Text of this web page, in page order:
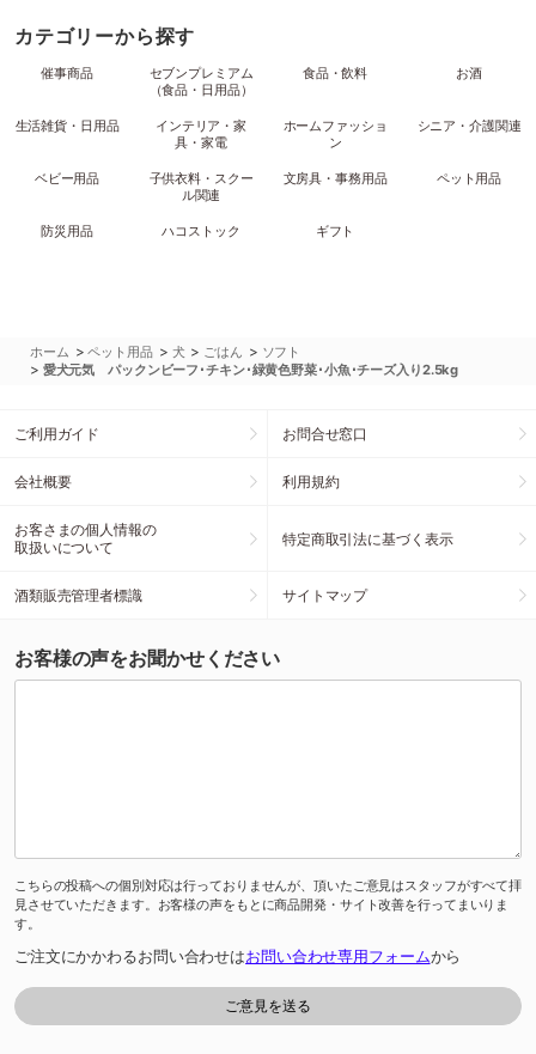
カテゴリーから探す
催事商品
セブンプレミアム
（食品・日用品）
食品・飲料 お酒
生活雑貨・日用品
インテリア・家
具・家電
ホームファッショ
ン
シニア・介護関連
ベビー用品
子供衣料・スクー
ル関連
文房具・事務用品 ペット用品
防災用品 ハコストック ギフト
ホーム >ペット用品 > 犬 > ごはん > ソフト
> 愛犬元気 パックンビーフ･チキン･緑黄色野菜･小魚･チーズ入り2.5kg
ご利用ガイド お問合せ窓口
会社概要 利用規約
お客さまの個人情報の
取扱いについて
特定商取引法に基づく表示
酒類販売管理者標識 サイトマップ
お客様の声をお聞かせください
こちらの投稿への個別対応は行っておりませんが、頂いたご意見はスタッフがすべて拝
見させていただきます。お客様の声をもとに商品開発・サイト改善を行ってまいりま
す。
ご注文にかかわるお問い合わせはお問い合わせ専用フォームから